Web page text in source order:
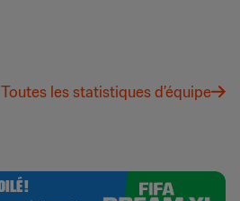
Toutes les statistiques d’équipe